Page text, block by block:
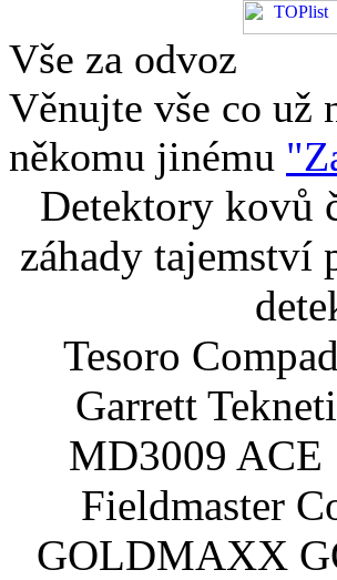
Vše za odvoz
Věnujte vše co už
někomu jinému
Detektory kovů
záhady tajemství
Tesoro
Garrett
MD3009 ACE
Fieldmaster
GOLDMAXX